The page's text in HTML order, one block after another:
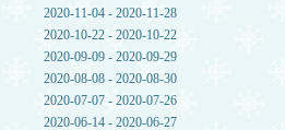
2020-11-04 - 2020-11-28
2020-10-22 - 2020-10-22
2020-09-09 - 2020-09-29
2020-08-08 - 2020-08-30
2020-07-07 - 2020-07-26
2020-06-14 - 2020-06-27